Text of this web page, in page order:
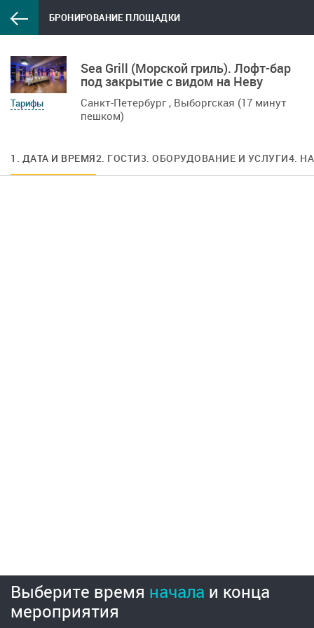
БРОНИРОВАНИЕ ПЛОЩАДКИ
Выберите время начала и конца
мероприятия
Тарифы
Sea Grill (Морской гриль). Лофт-бар
под закрытие с видом на Неву
Санкт-Петербург , Выборгская (17 минут
пешком)
1. ДАТА И ВРЕМЯ2. ГОСТИ3. ОБОРУДОВАНИЕ И УСЛУГИ4.